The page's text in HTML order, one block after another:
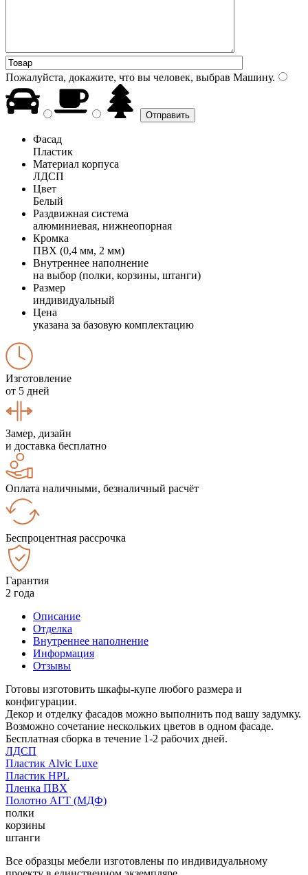
Пожалуйста, докажите, что вы человек, выбрав Машину.
Фасад
Пластик
Материал корпуса
ЛДСП
Цвет
Белый
Раздвижная система
алюминиевая, нижнеопорная
Кромка
ПВХ (0,4 мм, 2 мм)
Внутреннее наполнение
на выбор (полки, корзины, штанги)
Размер
индивидуальный
Цена
указана за базовую комплектацию
Изготовление
от 5 дней
Замер, дизайн
и доставка бесплатно
Оплата наличными, безналичный расчёт
Беспроцентная рассрочка
Гарантия
2 года
Описание
Отделка
Внутреннее наполнение
Информация
Отзывы
Готовы изготовить шкафы-купе любого размера и
конфигурации.
Декор и отделку фасадов можно выполнить под вашу задумку.
Возможно сочетание нескольких цветов в одном фасаде.
Бесплатная сборка в течение 1-2 рабочих дней.
ЛДСП
Пластик Alvic Luxe
Пластик HPL
Пленка ПВХ
Полотно АГТ (МДФ)
полки
корзины
штанги
Все образцы мебели изготовлены по индивидуальному